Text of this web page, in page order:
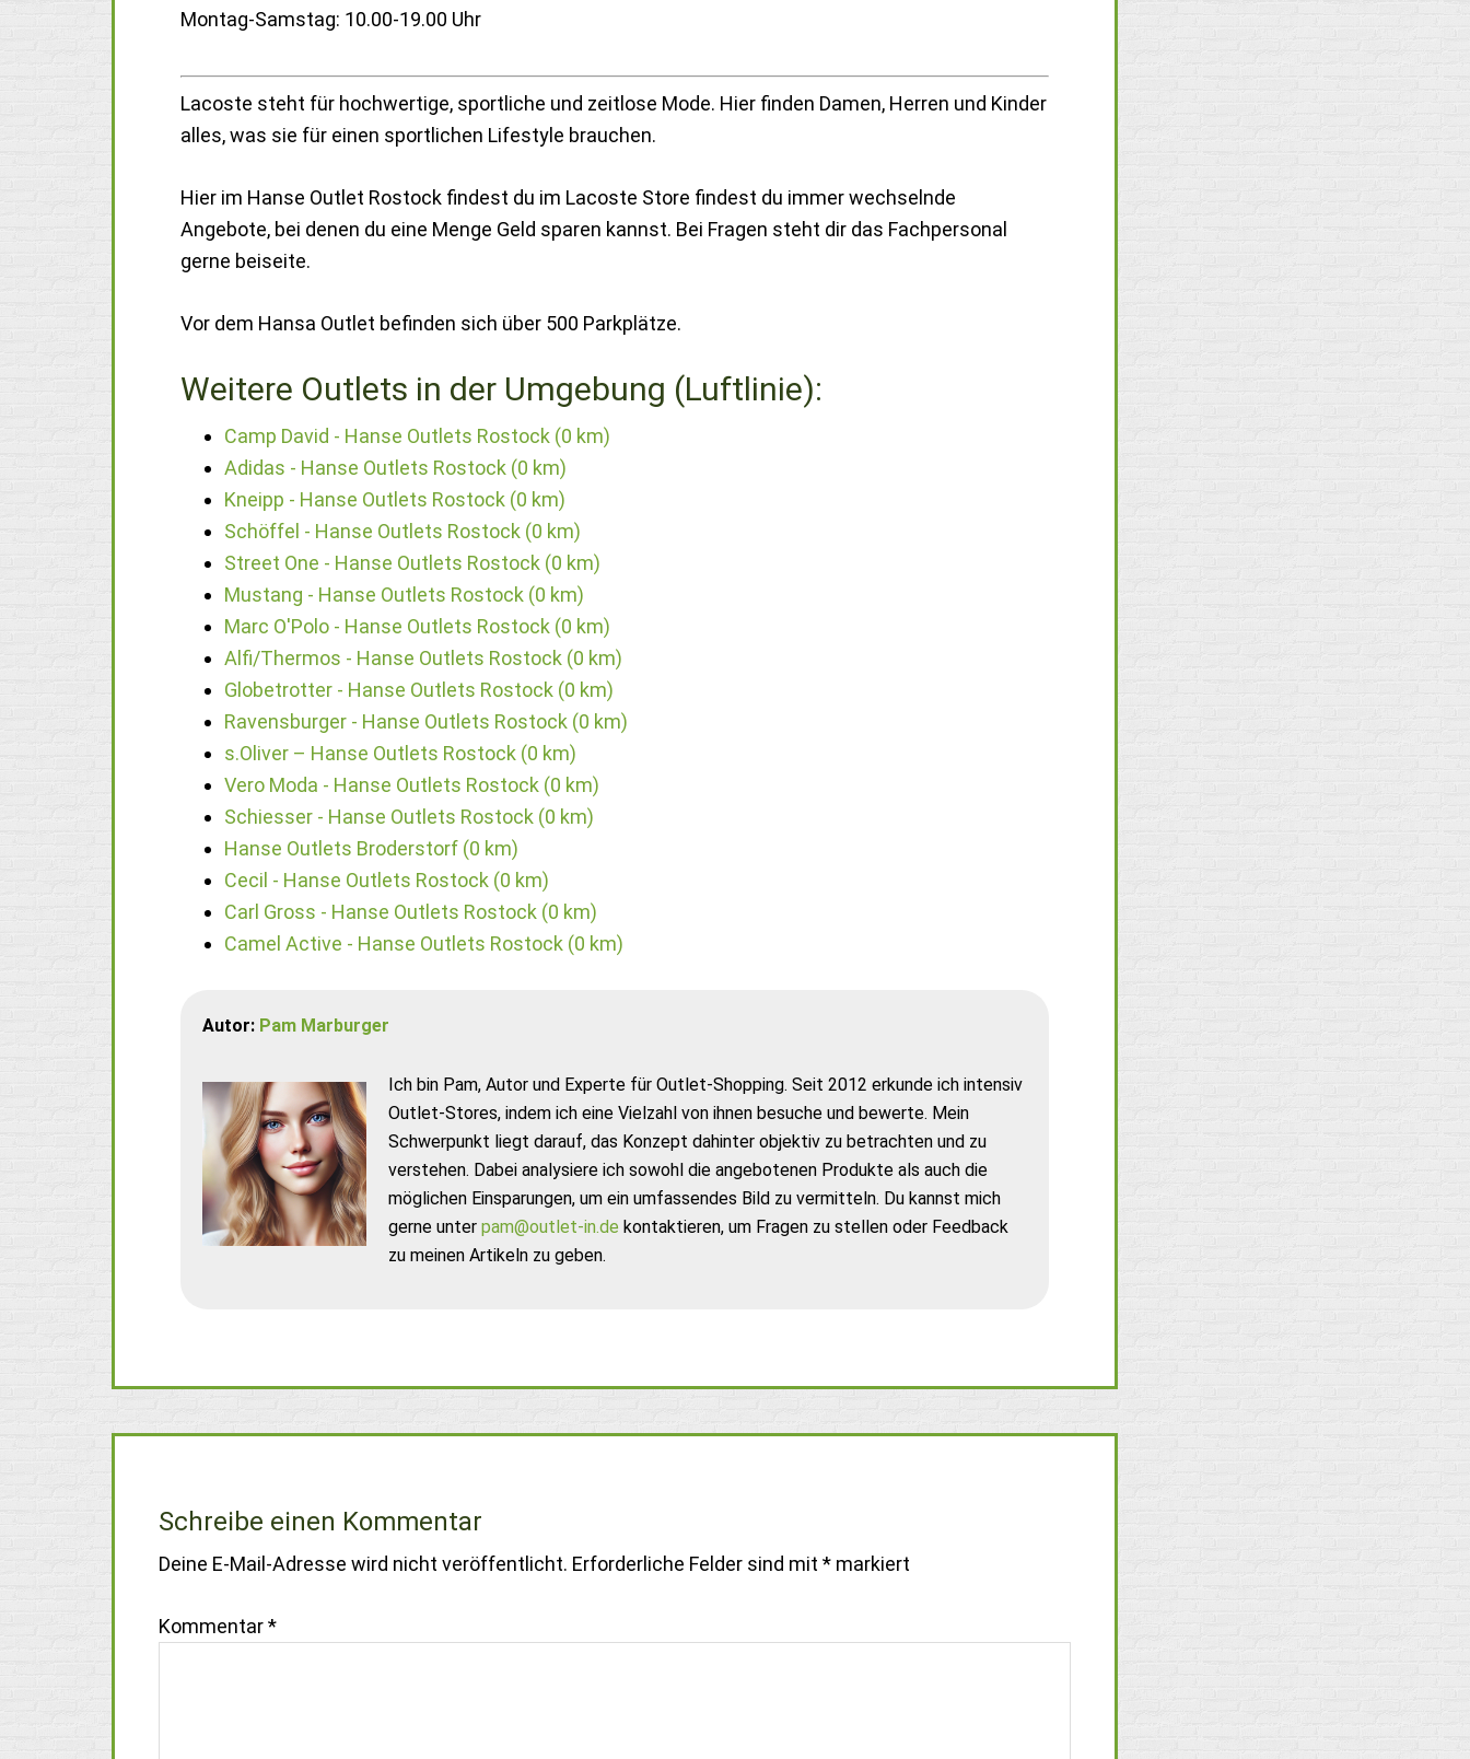
Montag-Samstag: 10.00-19.00 Uhr
Lacoste steht für hochwertige, sportliche und zeitlose Mode. Hier finden Damen, Herren und Kinder
alles, was sie für einen sportlichen Lifestyle brauchen.
Hier im Hanse Outlet Rostock findest du im Lacoste Store findest du immer wechselnde
Angebote, bei denen du eine Menge Geld sparen kannst. Bei Fragen steht dir das Fachpersonal
gerne beiseite.
Vor dem Hansa Outlet befinden sich über 500 Parkplätze.
Weitere Outlets in der Umgebung (Luftlinie):
Camp David - Hanse Outlets Rostock (0 km)
Adidas - Hanse Outlets Rostock (0 km)
Kneipp - Hanse Outlets Rostock (0 km)
Schöffel - Hanse Outlets Rostock (0 km)
Street One - Hanse Outlets Rostock (0 km)
Mustang - Hanse Outlets Rostock (0 km)
Marc O'Polo - Hanse Outlets Rostock (0 km)
Alfi/Thermos - Hanse Outlets Rostock (0 km)
Globetrotter - Hanse Outlets Rostock (0 km)
Ravensburger - Hanse Outlets Rostock (0 km)
s.Oliver – Hanse Outlets Rostock (0 km)
Vero Moda - Hanse Outlets Rostock (0 km)
Schiesser - Hanse Outlets Rostock (0 km)
Hanse Outlets Broderstorf (0 km)
Cecil - Hanse Outlets Rostock (0 km)
Carl Gross - Hanse Outlets Rostock (0 km)
Camel Active - Hanse Outlets Rostock (0 km)
Autor: Pam Marburger
Ich bin Pam, Autor und Experte für Outlet-Shopping. Seit 2012 erkunde ich intensiv
Outlet-Stores, indem ich eine Vielzahl von ihnen besuche und bewerte. Mein
Schwerpunkt liegt darauf, das Konzept dahinter objektiv zu betrachten und zu
verstehen. Dabei analysiere ich sowohl die angebotenen Produkte als auch die
möglichen Einsparungen, um ein umfassendes Bild zu vermitteln. Du kannst mich
gerne unter pam@outlet-in.de kontaktieren, um Fragen zu stellen oder Feedback
zu meinen Artikeln zu geben.
Schreibe einen Kommentar
Deine E-Mail-Adresse wird nicht veröffentlicht. Erforderliche Felder sind mit * markiert
Kommentar*